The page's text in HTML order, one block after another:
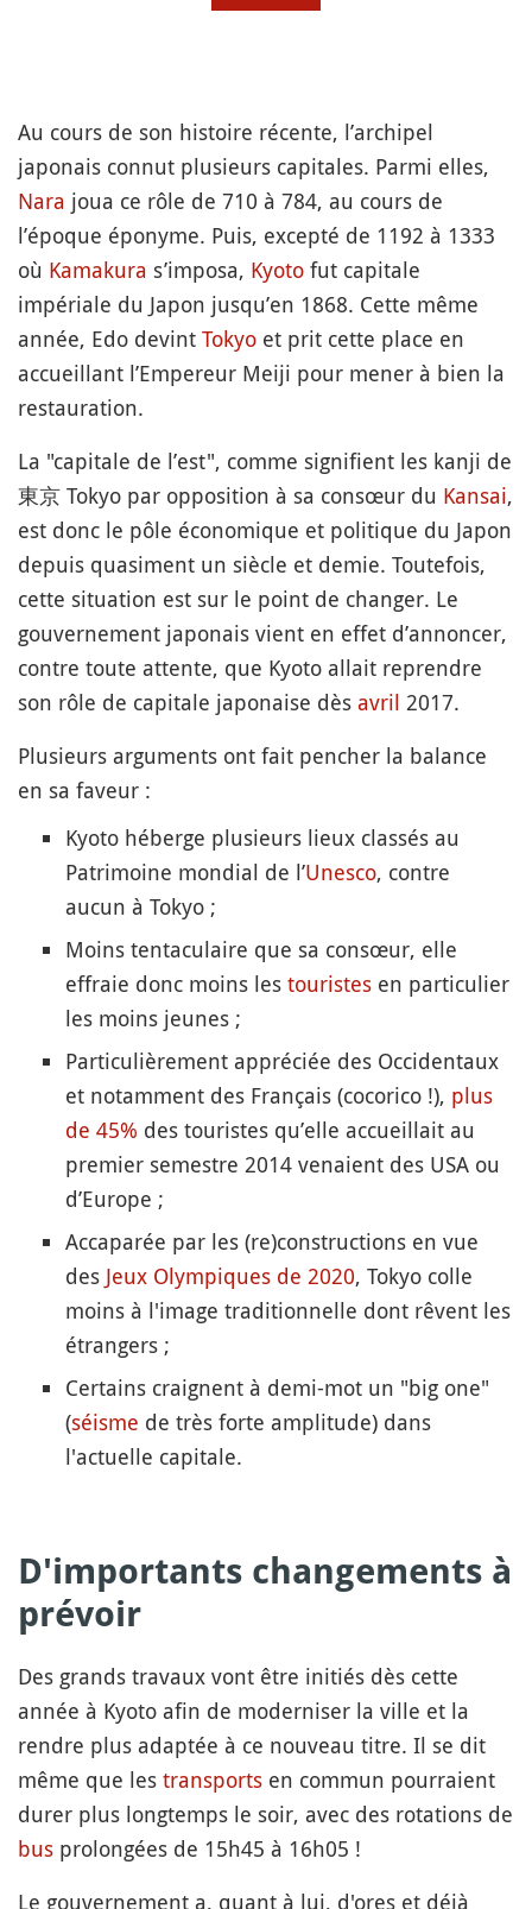
Au cours de son histoire récente, l’archipel
japonais connut plusieurs capitales. Parmi elles,
Nara joua ce rôle de 710 à 784, au cours de
l’époque éponyme. Puis, excepté de 1192 à 1333
où Kamakura s’imposa, Kyoto fut capitale
impériale du Japon jusqu’en 1868. Cette même
année, Edo devint Tokyo et prit cette place en
accueillant l’Empereur Meiji pour mener à bien la
restauration.
La "capitale de l’est", comme signifient les kanji de
東京 Tokyo par opposition à sa consœur du Kansai,
est donc le pôle économique et politique du Japon
depuis quasiment un siècle et demie. Toutefois,
cette situation est sur le point de changer. Le
gouvernement japonais vient en effet d’annoncer,
contre toute attente, que Kyoto allait reprendre
son rôle de capitale japonaise dès avril 2017.
Plusieurs arguments ont fait pencher la balance
en sa faveur :
Kyoto héberge plusieurs lieux classés au
Patrimoine mondial de l’Unesco, contre
aucun à Tokyo ;
Moins tentaculaire que sa consœur, elle
effraie donc moins les touristes en particulier
les moins jeunes ;
Particulièrement appréciée des Occidentaux
et notamment des Français (cocorico !), plus
de 45% des touristes qu’elle accueillait au
premier semestre 2014 venaient des USA ou
d’Europe ;
Accaparée par les (re)constructions en vue
des Jeux Olympiques de 2020, Tokyo colle
moins à l'image traditionnelle dont rêvent les
étrangers ;
Certains craignent à demi-mot un "big one"
(séisme de très forte amplitude) dans
l'actuelle capitale.
D'importants changements à
prévoir
Des grands travaux vont être initiés dès cette
année à Kyoto afin de moderniser la ville et la
rendre plus adaptée à ce nouveau titre. Il se dit
même que les transports en commun pourraient
durer plus longtemps le soir, avec des rotations de
bus prolongées de 15h45 à 16h05 !
Le gouvernement a, quant à lui, d'ores et déjà